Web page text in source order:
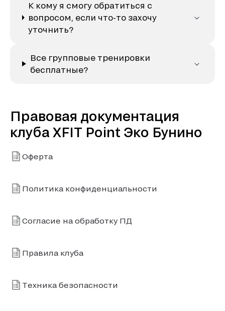
К кому я смогу обратиться с
вопросом, если что-то захочу
уточнить?
Все групповые тренировки
бесплатные?
Правовая документация
клуба XFIT Point Эко Бунино
Оферта
Политика конфиденциальности
Согласие на обработку ПД
Правила клуба
Техника безопасности